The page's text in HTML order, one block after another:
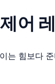
어
는 힘보다